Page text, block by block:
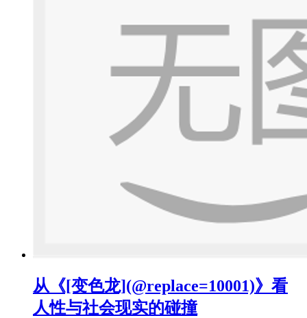
从《[变色龙](@replace=10001)》看
人性与社会现实的碰撞